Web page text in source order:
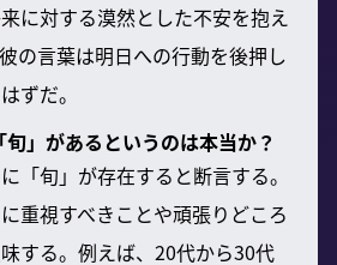
に対する漠然とした不安を抱え
の言葉は明日への行動を後押し
ずだ。
」があるというのは本当か？
「旬」が存在すると断言する。
重視すべきことや頑張りどころ
する。例えば、20代から30代